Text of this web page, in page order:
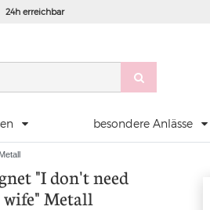
24h erreichbar
besondere Anlässe
"I don't need
wife" Metall